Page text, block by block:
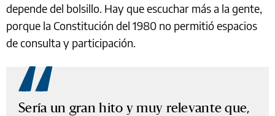
depende del bolsillo. Hay que escuchar más a la gente,
porque la Constitución del 1980 no permitió espacios
de consulta y participación.
Sería un gran hito y muy relevante que,